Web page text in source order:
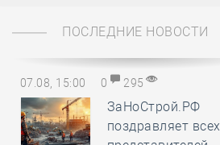
ПОСЛЕДНИЕ НОВОСТИ
07.08, 15:00 0 295
ЗаНоСтрой.РФ
поздравляет всех